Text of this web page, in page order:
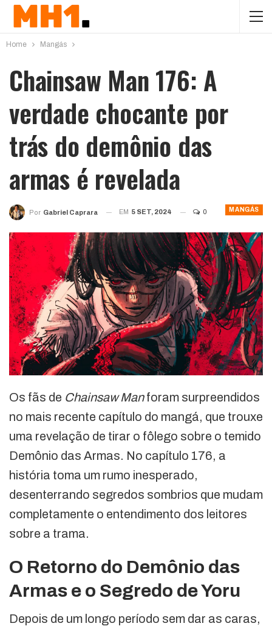
Home Mangás
Chainsaw Man 176: A
verdade chocante por
trás do demônio das
armas é revelada
MANGÁS
Por Gabriel Caprara EM 5 SET, 2024 0
Os fãs de Chainsaw Manforam surpreendidos
no mais recente capítulo do mangá, que trouxe
uma revelação de tirar o fôlego sobre o temido
Demônio das Armas. No capítulo 176, a
história toma um rumo inesperado,
desenterrando segredos sombrios que mudam
completamente o entendimento dos leitores
sobre a trama.
O Retorno do Demônio das
Armas e o Segredo de Yoru
Depois de um longo período sem dar as caras,